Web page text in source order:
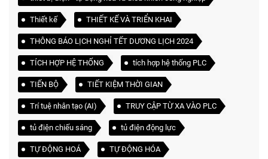
Thiết kế THIẾT KẾ VÀ TRIỂN KHAI
THÔNG BÁO LỊCH NGHỈ TẾT DƯƠNG LỊCH 2024
TÍCH HỢP HỆ THỐNG tích hợp hệ thống PLC
TIẾN BỘ TIẾT KIỆM THỜI GIAN
Trí tuệ nhân tạo (AI) TRUY CẬP TỪ XA VÀO PLC
tủ điện chiếu sáng tủ điện động lực
TỰ ĐỘNG HOÁ TỰ ĐỘNG HÓA